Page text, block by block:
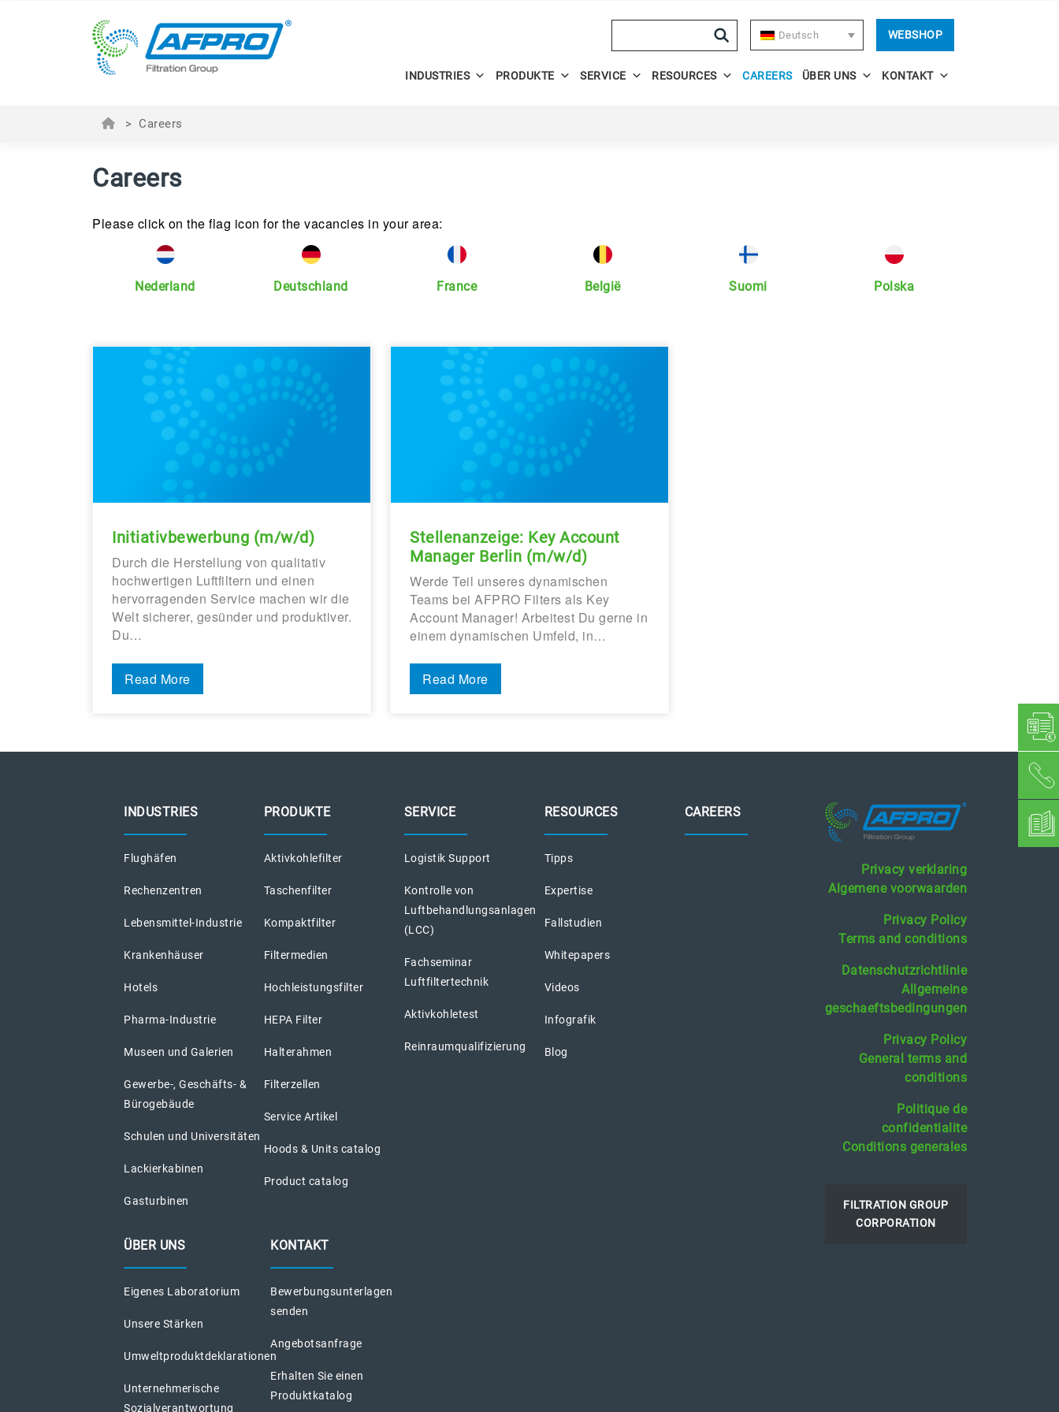
Deutsch WEBSHOP
INDUSTRIES PRODUKTE SERVICE RESOURCES CAREERS ÜBER UNS KONTAKT
> Careers
Careers
Please click on the flag icon for the vacancies in your area:
Nederland Deutschland France België Suomi Polska
Initiativbewerbung (m/w/d)
Durch die Herstellung von qualitativ
hochwertigen Luftfiltern und einen
hervorragenden Service machen wir die
Welt sicherer, gesünder und produktiver.
Du…
Read More
Stellenanzeige: Key Account
Manager Berlin (m/w/d)
Werde Teil unseres dynamischen
Teams bei AFPRO Filters als Key
Account Manager! Arbeitest Du gerne in
einem dynamischen Umfeld, in…
Read More
INDUSTRIES
Flughäfen
Rechenzentren
Lebensmittel-Industrie
Krankenhäuser
Hotels
Pharma-Industrie
Museen und Galerien
Gewerbe-, Geschäfts- &
Bürogebäude
Schulen und Universitäten
Lackierkabinen
Gasturbinen
PRODUKTE
Aktivkohlefilter
Taschenfilter
Kompaktfilter
Filtermedien
Hochleistungsfilter
HEPA Filter
Halterahmen
Filterzellen
Service Artikel
Hoods & Units catalog
Product catalog
SERVICE
Logistik Support
Kontrolle von
Luftbehandlungsanlagen
(LCC)
Fachseminar
Luftfiltertechnik
Aktivkohletest
Reinraumqualifizierung
RESOURCES
Tipps
Expertise
Fallstudien
Whitepapers
Videos
Infografik
Blog
CAREERS
ÜBER UNS
Eigenes Laboratorium
Unsere Stärken
Umweltproduktdeklarationen
Unternehmerische
Sozialverantwortung
KONTAKT
Bewerbungsunterlagen
senden
Angebotsanfrage
Erhalten Sie einen
Produktkatalog
Privacy verklaring
Algemene voorwaarden
Privacy Policy
Terms and conditions
Datenschutzrichtlinie
Allgemeine
geschaeftsbedingungen
Privacy Policy
General terms and
conditions
Politique de
confidentialite
Conditions generales
FILTRATION GROUP
CORPORATION